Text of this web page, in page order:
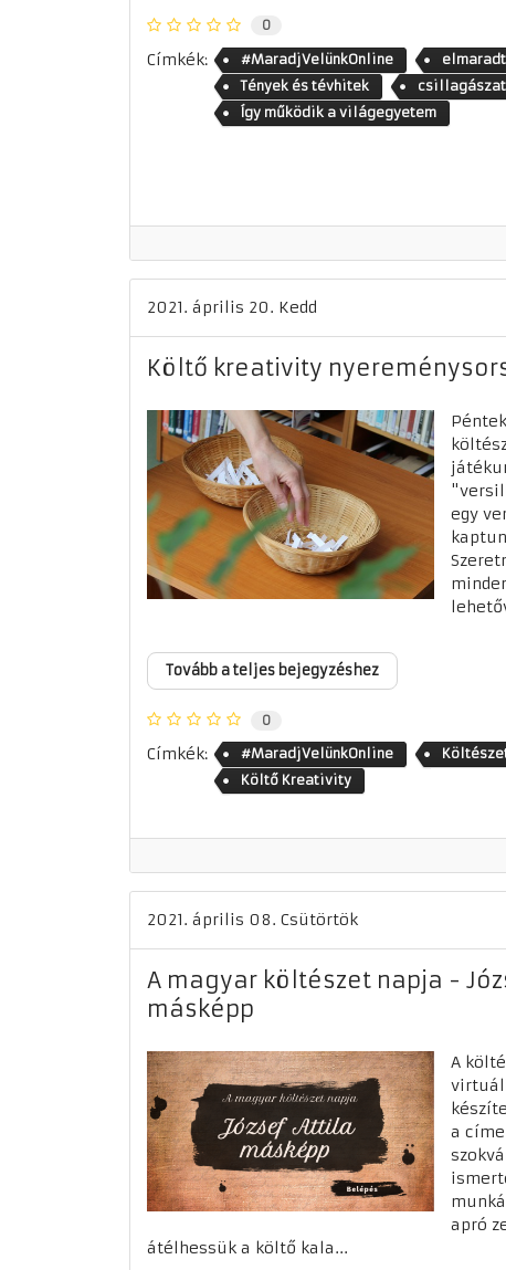
0
Címkék: #MaradjVelünkOnline
Tények és tévhitek
csillagászat
Így működik a világegyetem
2021. április 20. Kedd
Költő kreativity
egy
Tovább a teljes bejegyzéshez
0
Címkék: #MaradjVelünkOnline
Költő Kreativity
2021. április 08. Csütörtök
A magyar költészet napja -
másképp
A
a
apró
átélhessük a költő kala...